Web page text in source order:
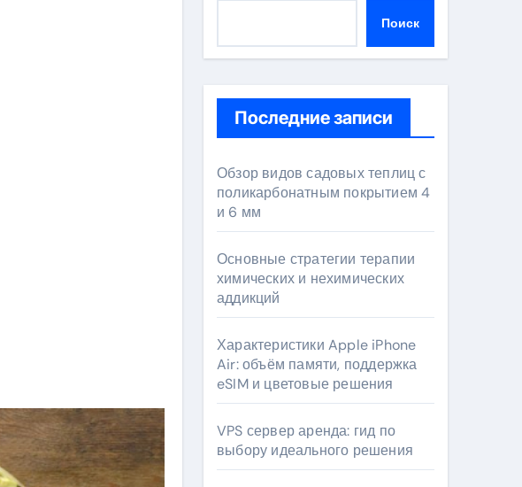
Поиск
Последние записи
Обзор видов садовых теплиц с
поликарбонатным покрытием 4
и 6 мм
Основные стратегии терапии
химических и нехимических
аддикций
Характеристики Apple iPhone
Air: объём памяти, поддержка
eSIM и цветовые решения
VPS сервер аренда: гид по
выбору идеального решения